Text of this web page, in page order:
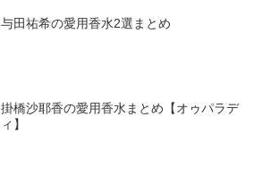
与田祐希の愛用香水2選まとめ
掛橋沙耶香の愛用香水まとめ【オゥパラデ
ィ】